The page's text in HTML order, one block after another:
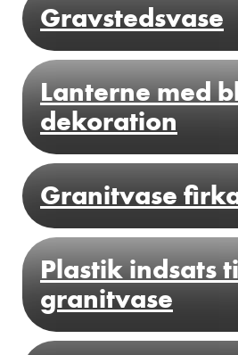
SE MERE
SE MERE
SE MERE
Gravstedsvase
SE MERE
Lanterne med
dekoration
Granitvase
Plastik indsats
granitvase